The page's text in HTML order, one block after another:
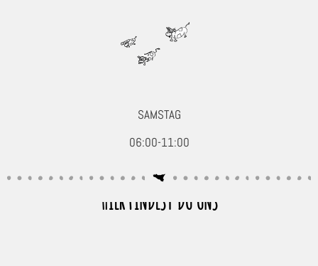
SAMSTAG
06:00-11:00
HIER FINDEST DU UNS